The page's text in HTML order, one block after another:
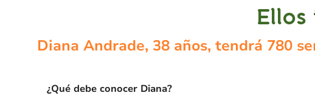
Diana Andrade, 38 años, tendrá 780
¿Qué debe conocer Diana?